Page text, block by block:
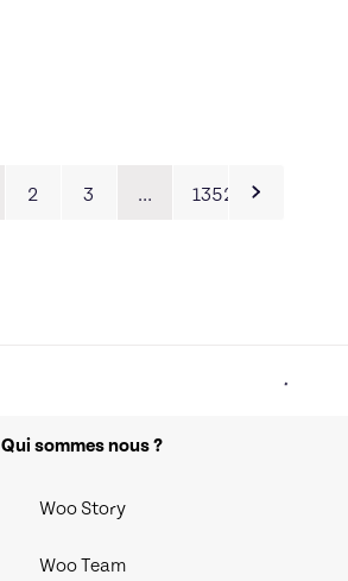
2 3 … 1352
Qui sommes nous ?
Woo Story
Woo Team